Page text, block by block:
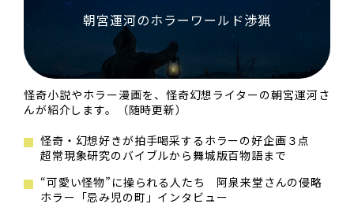
朝宮運河のホラーワールド渉猟
怪奇小説やホラー漫画を、怪奇幻想ライターの朝宮運河さ
んが紹介します。（随時更新）
怪奇・幻想好きが拍手喝采するホラーの好企画３点
超常現象研究のバイブルから舞城版百物語まで
“可愛い怪物”に操られる人たち 阿泉来堂さんの侵略
ホラー「忌み児の町」インタビュー